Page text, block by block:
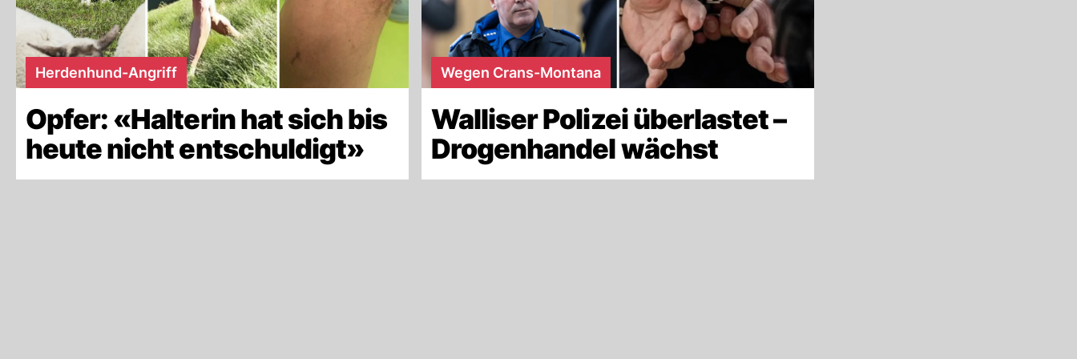
Herdenhund-Angriff
Opfer: «Halterin hat sich bis
heute nicht entschuldigt»
Wegen Crans-Montana
Walliser Polizei überlastet –
Drogenhandel wächst